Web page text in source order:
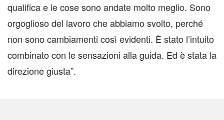
qualifica e le cose sono andate molto meglio. Sono
orgoglioso del lavoro che abbiamo svolto, perché
non sono cambiamenti così evidenti. È stato l’intuito
combinato con le sensazioni alla guida. Ed è stata la
direzione giusta”.